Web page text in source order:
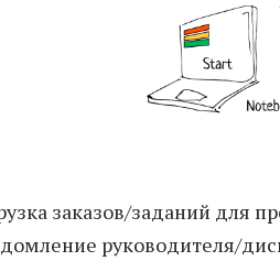
заказов/заданий для
руководителя/